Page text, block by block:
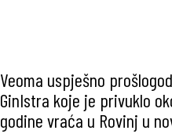
Veoma uspješno
GinIstra koje je privuklo
godine vraća u Rovinj u